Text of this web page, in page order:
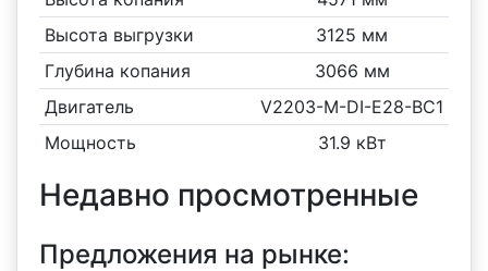
Высота выгрузки
3125 мм
Глубина копания
3066 мм
Двигатель
V2203-M-DI-E28-BC1
Мощность
31.9 кВт
Недавно просмотренные
Предложения на рынке: